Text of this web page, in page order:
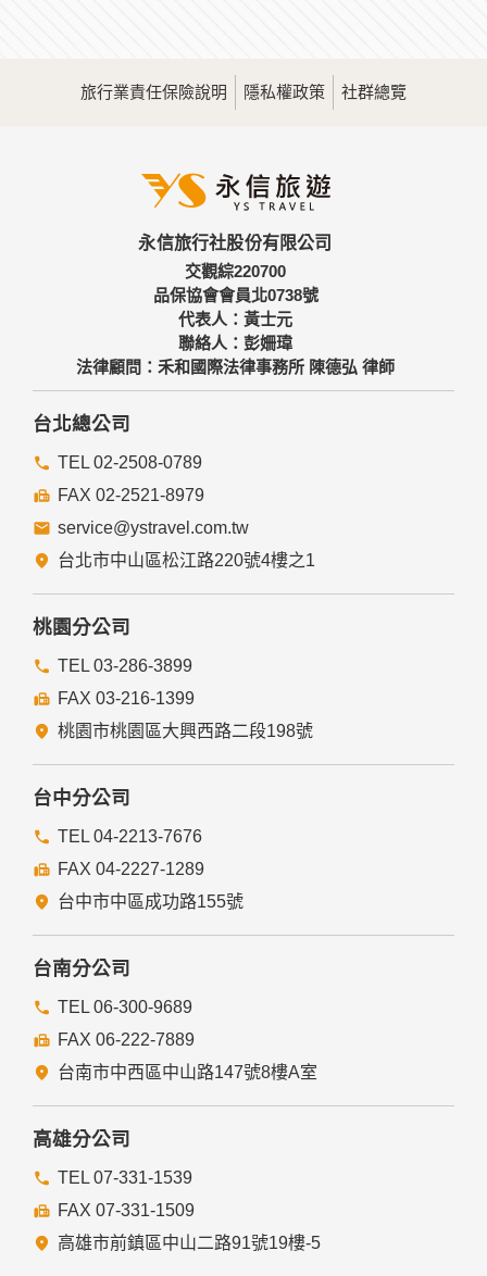
旅行業責任保險說明 隱私權政策 社群總覽
永信旅行社股份有限公司
交觀綜220700
品保協會會員北0738號
代表人：黃士元
聯絡人：彭姍瑋
法律顧問：禾和國際法律事務所 陳德弘 律師
台北總公司
TEL 02-2508-0789
FAX 02-2521-8979
service@ystravel.com.tw
台北市中山區松江路220號4樓之1
桃園分公司
TEL 03-286-3899
FAX 03-216-1399
桃園市桃園區大興西路二段198號
台中分公司
TEL 04-2213-7676
FAX 04-2227-1289
台中市中區成功路155號
台南分公司
TEL 06-300-9689
FAX 06-222-7889
台南市中西區中山路147號8樓A室
高雄分公司
TEL 07-331-1539
FAX 07-331-1509
高雄市前鎮區中山二路91號19樓-5